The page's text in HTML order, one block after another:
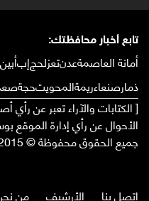
تابع أخبار محافظتك:
أمانة العاصمةعدنتعزلحجإبأبين
ذمارصنعاءريمةالمحويتحجة
[ الكتابات والآراء تعبر عن
الأحوال عن رأي إدارة الموقع
جميع الحقوق محفوظة © 2015 - 2026
إتصل بنا الأرشيف من